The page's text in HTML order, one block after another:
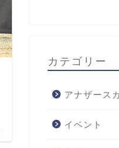
カテゴリー
アナザース
イベント